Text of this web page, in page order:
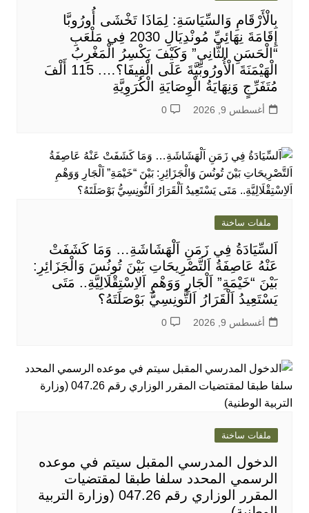
بِالْأَرْقَامِ وَالسِّيَاسَةِ: لِمَاذَا تَخْشَى أُورُوبَّا
إِقَامَةَ نِهَائِيِّ مُونْدِيَالِ 2030 فِي مَلْعَبِ
“الْحَسَنِ الثَّانِي” وَكَيْفَ يَكْسِرُ الْمَغْرِبُ
الْهَيْمَنَةَ الْأُورُوبِّيَّةَ عَلَى الْفِيفَا؟…. 115 أَلْفَ
مُتَفَرِّجٍ وَنِهَايَةُ الْوِصَايَةِ الْكُرَوِيَّةِ
أغسطس 9, 2026 0
ملفات ساخنة
اَلسِّيَادَةُ فِي زَمَنِ اَلْهَشَاشَةِ… وَمَا كَشَفَتْ
عَنْهُ عَاصِفَةُ اَلتَّصْرِيحَاتِ بَيْنَ تُونُسَ وَالْجَزَائِرِ:
بَيْنَ “خَيْمَةِ” اَلْجَارِ وَوَهْمِ اَلاِسْتِقْلَالِيَّةِ.. مَتَى
يَسْتَعِيدُ اَلْقَرَارُ اَلتُّونِسِيُّ بَوْصَلَتَهُ؟
أغسطس 9, 2026 0
ملفات ساخنة
الدخول المدرسي المقبل سیتم في موعده
الرسمي المحدد سلفا طبقا لمقتضیات
المقرر الوزاري رقم 047.26 (وزارة التربية